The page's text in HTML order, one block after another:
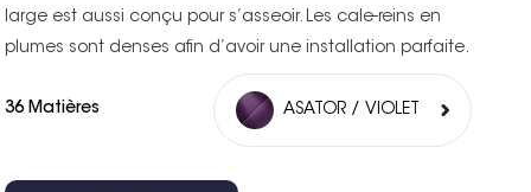
large est aussi conçu pour s’asseoir. Les cale-reins en
plumes sont denses afin d’avoir une installation parfaite.
36 Matières ASATOR / VIOLET